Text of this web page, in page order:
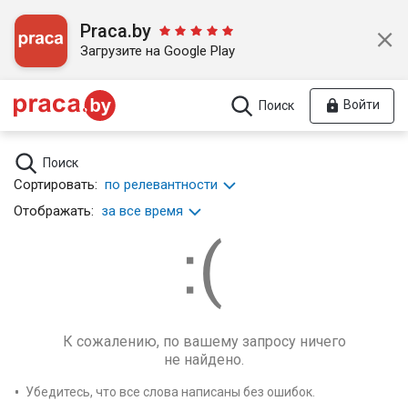
Praca.by
Загрузите на Google Play
Поиск Войти
Поиск
Сортировать: по релевантности
Отображать: за все время
К сожалению, по вашему запросу ничего
не найдено.
Убедитесь, что все слова написаны без ошибок.